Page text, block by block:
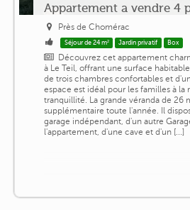
Appartement a vendre 4
Près de Chomérac
Séjour de 24 m² Jardin privatif Box
Découvrez cet appartement
à Le Teil, offrant une surface
de trois chambres confortables et
espace est idéal pour les familles à la
tranquillité. La grande véranda de 26
supplémentaire toute l'année. Il
garage indépendant, d'un autre
l'appartement, d'une cave et d'un [...]